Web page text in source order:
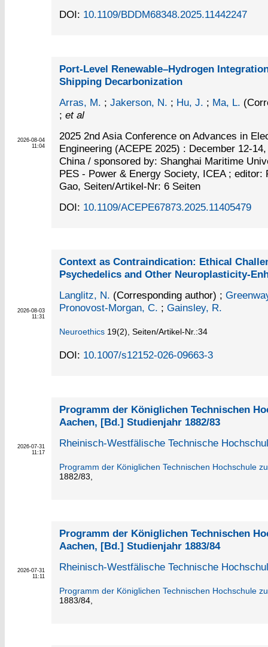
DOI: 10.1109/BDDM68348.2025.11442247
2026-08-04
11:04
Port-Level Renewable–Hydrogen
Shipping Decarbonization
Arras, M. ; Jakerson, N. ; Hu, J. ; Ma, L.
; et al
2025 2nd Asia Conference on Advances in
Engineering (ACEPE 2025) : December 12-
China / sponsored by: Shanghai Maritime
PES - Power & Energy Society, ICEA ; editor:
Gao, Seiten/Artikel-Nr: 6 Seiten
DOI: 10.1109/ACEPE67873.2025.11405479
2026-08-03
11:31
Context as Contraindication: Ethical
Psychedelics and Other Neuroplasticity-
Langlitz, N. (Corresponding author) ;
Pronovost-Morgan, C. ; Gainsley, R.
Neuroethics 19(2) Seiten/Artikel-Nr.:34
DOI: 10.1007/s12152-026-09663-3
2026-07-31
11:17
Programm der Königlichen Technischen
Aachen, [Bd.] Studienjahr 1882/83
Rheinisch-Westfälische Technische
Programm der Königlichen Technischen Hochschule
1882/83,
2026-07-31
11:11
Programm der Königlichen Technischen
Aachen, [Bd.] Studienjahr 1883/84
Rheinisch-Westfälische Technische
Programm der Königlichen Technischen Hochschule
1883/84,